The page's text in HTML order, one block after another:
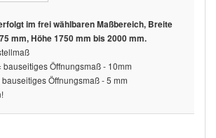
im frei wählbaren Maßbereich, Breite
mm, Höhe 1750 mm bis 2000 mm.
bauseitiges Öffnungsmaß - 10mm
Öffnungsmaß - 5 mm